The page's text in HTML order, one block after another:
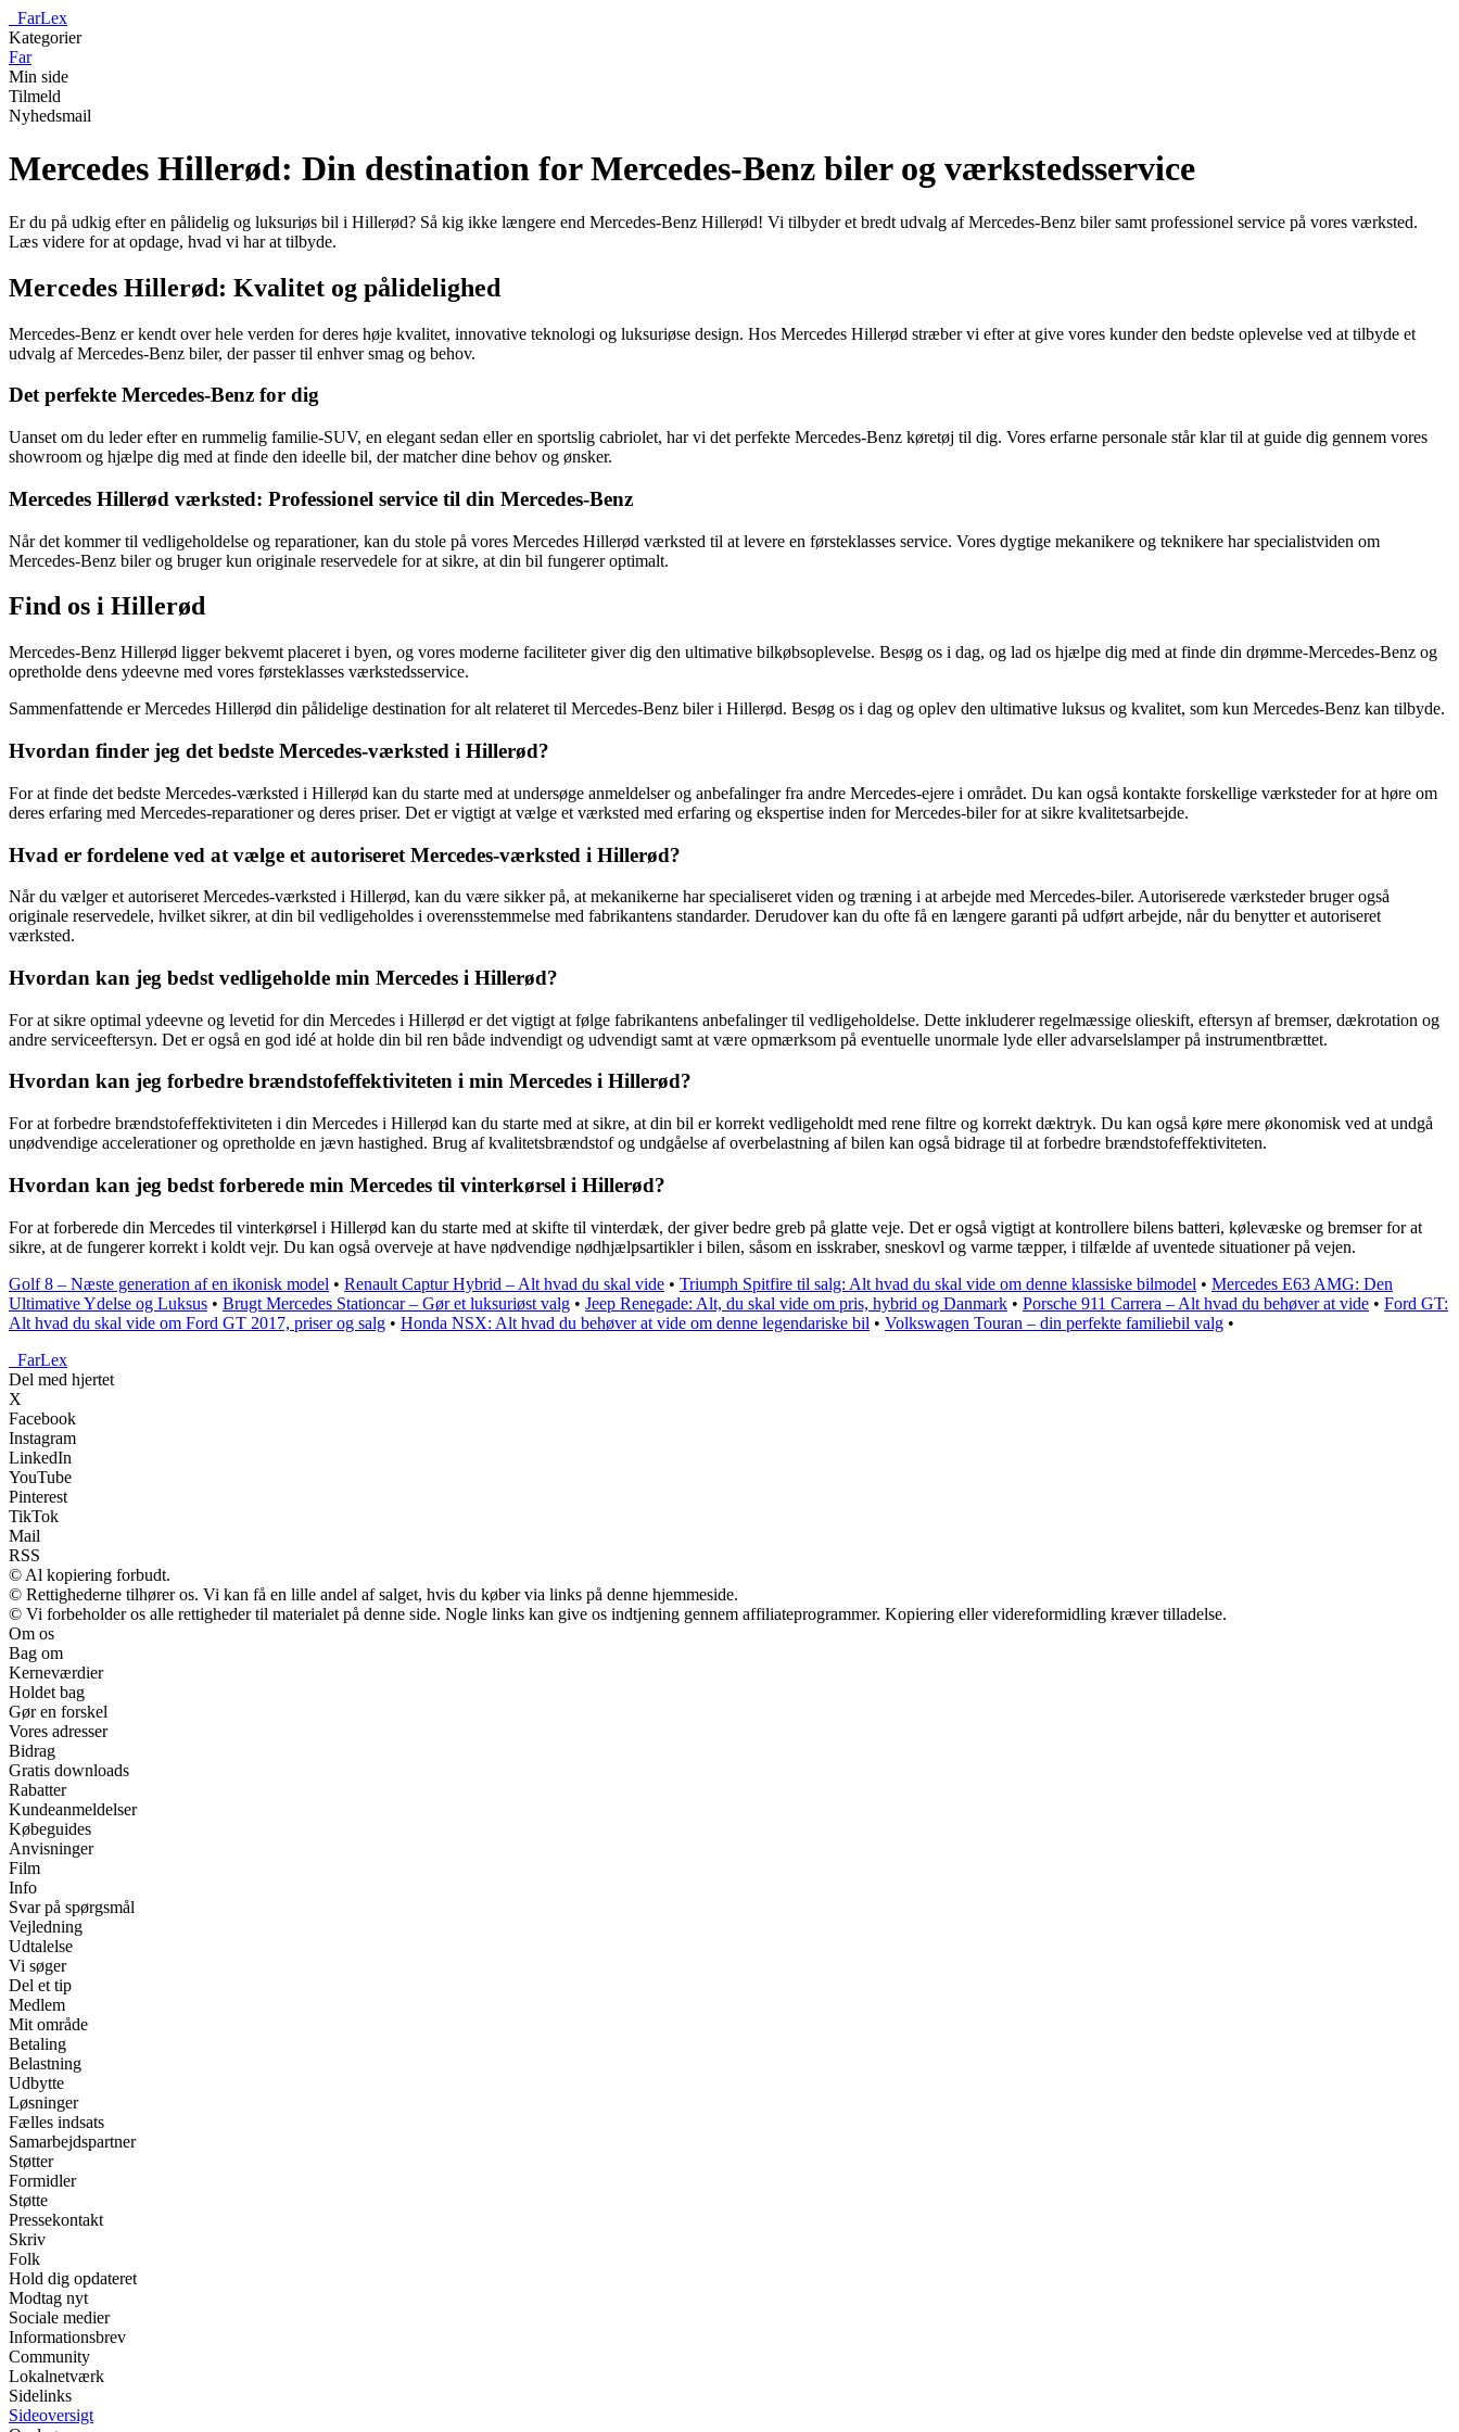
FarLex
Kategorier
Far
Min side
Tilmeld
Nyhedsmail
Mercedes Hillerød: Din destination for Mercedes-Benz biler og værkstedsservice
Er du på udkig efter en pålidelig og luksuriøs bil i Hillerød? Så kig ikke længere end Mercedes-Benz Hillerød! Vi tilbyder et bredt udvalg af Mercedes-Benz biler samt professionel service på vores værksted.
Læs videre for at opdage, hvad vi har at tilbyde.
Mercedes Hillerød: Kvalitet og pålidelighed
Mercedes-Benz er kendt over hele verden for deres høje kvalitet, innovative teknologi og luksuriøse design. Hos Mercedes Hillerød stræber vi efter at give vores kunder den bedste oplevelse ved at tilbyde et
udvalg af Mercedes-Benz biler, der passer til enhver smag og behov.
Det perfekte Mercedes-Benz for dig
Uanset om du leder efter en rummelig familie-SUV, en elegant sedan eller en sportslig cabriolet, har vi det perfekte Mercedes-Benz køretøj til dig. Vores erfarne personale står klar til at guide dig gennem vores
showroom og hjælpe dig med at finde den ideelle bil, der matcher dine behov og ønsker.
Mercedes Hillerød værksted: Professionel service til din Mercedes-Benz
Når det kommer til vedligeholdelse og reparationer, kan du stole på vores Mercedes Hillerød værksted til at levere en førsteklasses service. Vores dygtige mekanikere og teknikere har specialistviden om
Mercedes-Benz biler og bruger kun originale reservedele for at sikre, at din bil fungerer optimalt.
Find os i Hillerød
Mercedes-Benz Hillerød ligger bekvemt placeret i byen, og vores moderne faciliteter giver dig den ultimative bilkøbsoplevelse. Besøg os i dag, og lad os hjælpe dig med at finde din drømme-Mercedes-Benz og
opretholde dens ydeevne med vores førsteklasses værkstedsservice.
Sammenfattende er Mercedes Hillerød din pålidelige destination for alt relateret til Mercedes-Benz biler i Hillerød. Besøg os i dag og oplev den ultimative luksus og kvalitet, som kun Mercedes-Benz kan tilbyde.
Hvordan finder jeg det bedste Mercedes-værksted i Hillerød?
For at finde det bedste Mercedes-værksted i Hillerød kan du starte med at undersøge anmeldelser og anbefalinger fra andre Mercedes-ejere i området. Du kan også kontakte forskellige værksteder for at høre om
deres erfaring med Mercedes-reparationer og deres priser. Det er vigtigt at vælge et værksted med erfaring og ekspertise inden for Mercedes-biler for at sikre kvalitetsarbejde.
Hvad er fordelene ved at vælge et autoriseret Mercedes-værksted i Hillerød?
Når du vælger et autoriseret Mercedes-værksted i Hillerød, kan du være sikker på, at mekanikerne har specialiseret viden og træning i at arbejde med Mercedes-biler. Autoriserede værksteder bruger også
originale reservedele, hvilket sikrer, at din bil vedligeholdes i overensstemmelse med fabrikantens standarder. Derudover kan du ofte få en længere garanti på udført arbejde, når du benytter et autoriseret
værksted.
Hvordan kan jeg bedst vedligeholde min Mercedes i Hillerød?
For at sikre optimal ydeevne og levetid for din Mercedes i Hillerød er det vigtigt at følge fabrikantens anbefalinger til vedligeholdelse. Dette inkluderer regelmæssige olieskift, eftersyn af bremser, dækrotation og
andre serviceeftersyn. Det er også en god idé at holde din bil ren både indvendigt og udvendigt samt at være opmærksom på eventuelle unormale lyde eller advarselslamper på instrumentbrættet.
Hvordan kan jeg forbedre brændstofeffektiviteten i min Mercedes i Hillerød?
For at forbedre brændstofeffektiviteten i din Mercedes i Hillerød kan du starte med at sikre, at din bil er korrekt vedligeholdt med rene filtre og korrekt dæktryk. Du kan også køre mere økonomisk ved at undgå
unødvendige accelerationer og opretholde en jævn hastighed. Brug af kvalitetsbrændstof og undgåelse af overbelastning af bilen kan også bidrage til at forbedre brændstofeffektiviteten.
Hvordan kan jeg bedst forberede min Mercedes til vinterkørsel i Hillerød?
For at forberede din Mercedes til vinterkørsel i Hillerød kan du starte med at skifte til vinterdæk, der giver bedre greb på glatte veje. Det er også vigtigt at kontrollere bilens batteri, kølevæske og bremser for at
sikre, at de fungerer korrekt i koldt vejr. Du kan også overveje at have nødvendige nødhjælpsartikler i bilen, såsom en isskraber, sneskovl og varme tæpper, i tilfælde af uventede situationer på vejen.
Golf 8 – Næste generation af en ikonisk model • Renault Captur Hybrid – Alt hvad du skal vide • Triumph Spitfire til salg: Alt hvad du skal vide om denne klassiske bilmodel • Mercedes E63 AMG: Den
Ultimative Ydelse og Luksus • Brugt Mercedes Stationcar – Gør et luksuriøst valg • Jeep Renegade: Alt, du skal vide om pris, hybrid og Danmark • Porsche 911 Carrera – Alt hvad du behøver at vide • Ford GT:
Alt hvad du skal vide om Ford GT 2017, priser og salg • Honda NSX: Alt hvad du behøver at vide om denne legendariske bil • Volkswagen Touran – din perfekte familiebil valg •
FarLex
Del med hjertet
X
Facebook
Instagram
LinkedIn
YouTube
Pinterest
TikTok
Mail
RSS
© Al kopiering forbudt.
© Rettighederne tilhører os. Vi kan få en lille andel af salget, hvis du køber via links på denne hjemmeside.
© Vi forbeholder os alle rettigheder til materialet på denne side. Nogle links kan give os indtjening gennem affiliateprogrammer. Kopiering eller videreformidling kræver tilladelse.
Om os
Bag om
Kerneværdier
Holdet bag
Gør en forskel
Vores adresser
Bidrag
Gratis downloads
Rabatter
Kundeanmeldelser
Købeguides
Anvisninger
Film
Info
Svar på spørgsmål
Vejledning
Udtalelse
Vi søger
Del et tip
Medlem
Mit område
Betaling
Belastning
Udbytte
Løsninger
Fælles indsats
Samarbejdspartner
Støtter
Formidler
Støtte
Pressekontakt
Skriv
Folk
Hold dig opdateret
Modtag nyt
Sociale medier
Informationsbrev
Community
Lokalnetværk
Sidelinks
Sideoversigt